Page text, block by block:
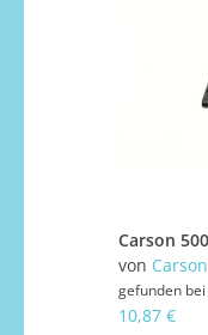
von Carson
gefunden bei
10,87 €